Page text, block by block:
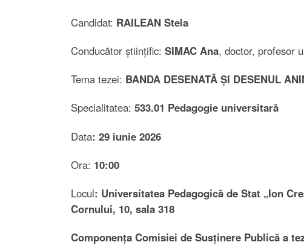
Candidat: RAILEAN Stela
Conducător științific: SIMAC Ana, doctor, profesor
Tema tezei: BANDA DESENATĂ ȘI DESENUL
Specialitatea: 533.01 Pedagogie universitară
Data: 29 iunie 2026
Ora: 10:00
Locul: Universitatea Pedagogică de Stat „Ion
Cornului, 10, sala 318
Componența Comisiei de Susținere Publică a